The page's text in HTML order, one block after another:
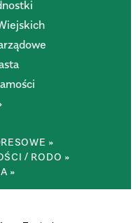
»
/ RODO »
»